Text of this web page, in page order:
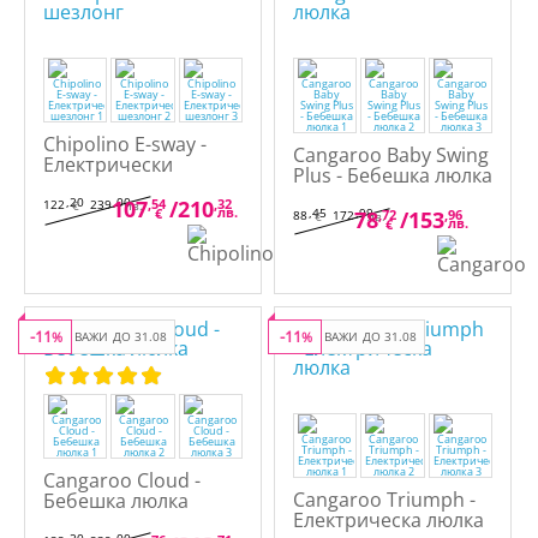
Chipolino E-sway -
Електрически
шезлонг
122,20
€ 239,00лв.
107,54
€ /210,32
лв.
Cangaroo Baby Swing
Plus - Бебешка люлка
88,45
€ 172,99лв.
78,72
€ /153,96
лв.
ВАЖИ ДО 31.08
-11%
Cangaroo Cloud -
Бебешка люлка
ВАЖИ ДО 31.08
-11%
Cangaroo Triumph -
Електрическа люлка